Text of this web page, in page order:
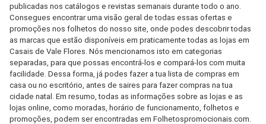
publicadas nos catálogos e revistas semanais durante todo o ano.
Consegues encontrar uma visão geral de todas essas ofertas e
promoções nos folhetos do nosso site, onde podes descobrir todas
as marcas que estão disponíveis em praticamente todas as lojas em
Casais de Vale Flores. Nós mencionamos isto em categorias
separadas, para que possas encontrá-los e compará-los com muita
facilidade. Dessa forma, já podes fazer a tua lista de compras em
casa ou no escritório, antes de saires para fazer compras na tua
cidade natal. Em resumo, todas as informações sobre as lojas e as
lojas online, como moradas, horário de funcionamento, folhetos e
promoções, podem ser encontradas em Folhetospromocionais.com.